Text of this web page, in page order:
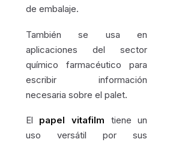
de embalaje.
También se usa en
aplicaciones del sector
químico farmacéutico para
escribir información
necesaria sobre el palet.
El papel vitafilm tiene un
uso versátil por sus